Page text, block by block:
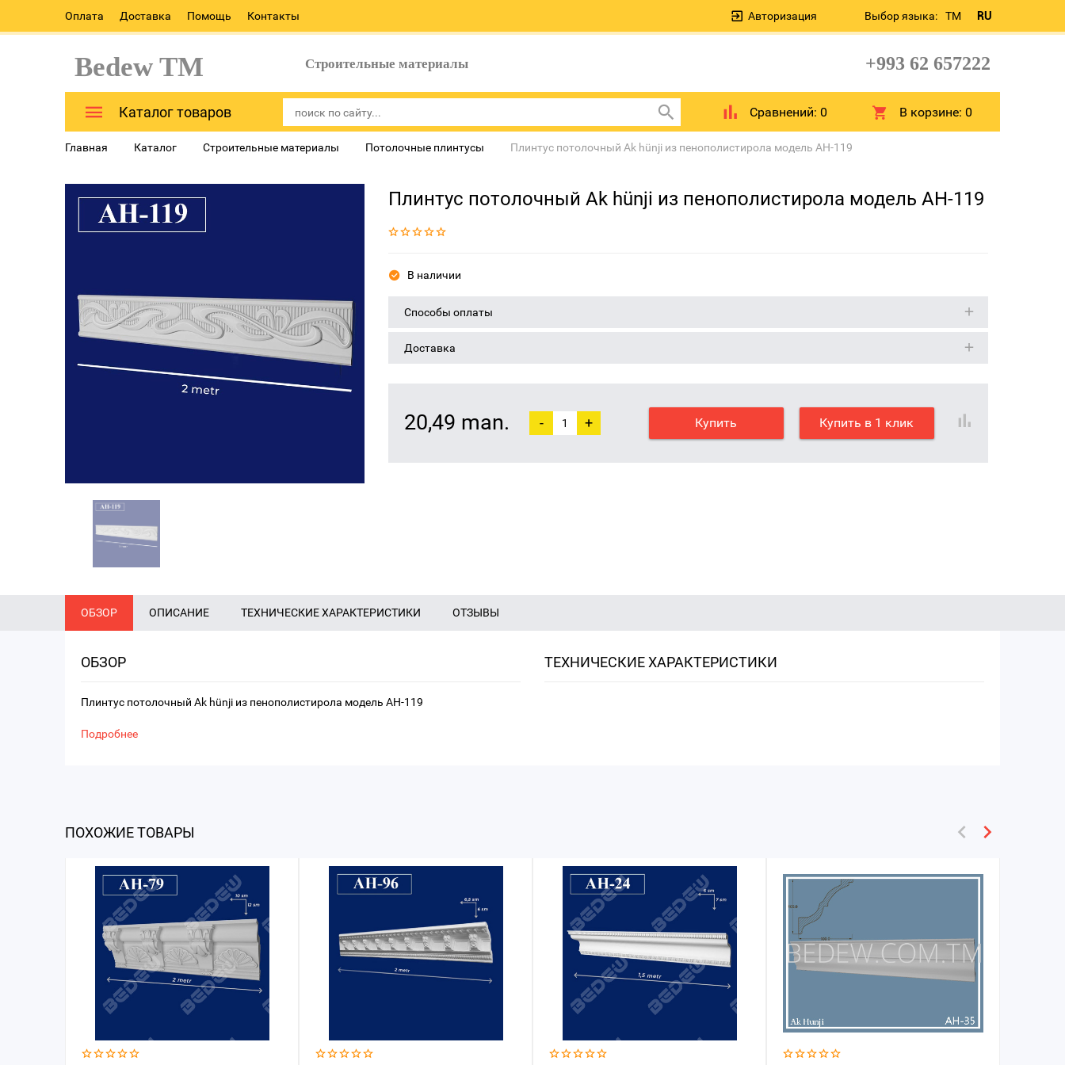
Оплата Доставка Помощь Контакты Выбор языка: TM RU
Авторизация
Bedew TM Строительные материалы +993 62 657222
Каталог товаров Сравнений: 0 В корзине:0
Главная Каталог Строительные материалы Потолочные плинтусы Плинтус потолочный Ak hünji из пенополистирола модель AH-119
Плинтус потолочный Ak hünji из пенополистирола модель AH-119
В наличии
Способы оплаты
Доставка
20,49 man. - + Купить Купить в 1 клик
ОБЗОР ОПИСАНИЕ ТЕХНИЧЕСКИЕ ХАРАКТЕРИСТИКИ ОТЗЫВЫ
ОБЗОР
Плинтус потолочный Ak hünji из пенополистирола модель AH-119
Подробнее
ТЕХНИЧЕСКИЕ ХАРАКТЕРИСТИКИ
ПОХОЖИЕ ТОВАРЫ